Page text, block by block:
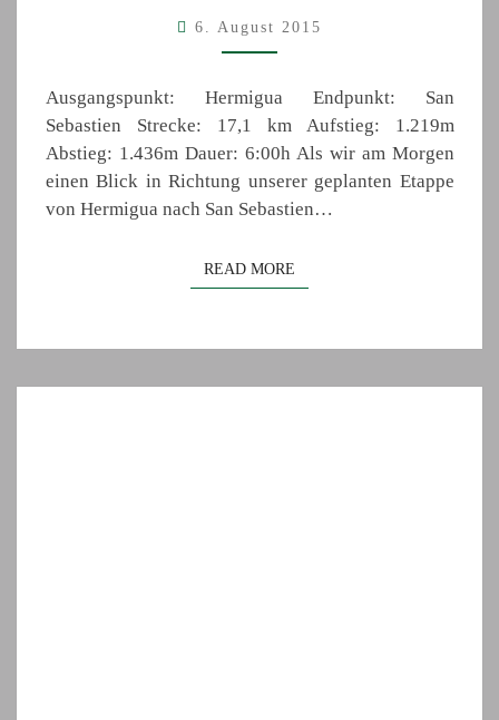
SAN
SEBASTIEN
6. August 2015
Ausgangspunkt: Hermigua Endpunkt: San
Sebastien Strecke: 17,1 km Aufstieg: 1.219m
Abstieg: 1.436m Dauer: 6:00h Als wir am Morgen
einen Blick in Richtung unserer geplanten Etappe
von Hermigua nach San Sebastien…
READ MORE